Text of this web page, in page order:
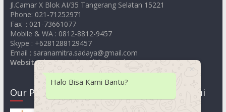
Jl.Camar X Blok AI/35 Tangerang Selatan 15221
Phone: 021-71252971
Fax : 021-73661077
Mobile & WA : 0812-8812-9457
Skype : +6281288129457
Email : saranamitra.sadaya@gmail.com
Website:https://jualsandblastingelcometer.com
Our Product Lokasi Kami
Halo Bisa Kami Bantu?